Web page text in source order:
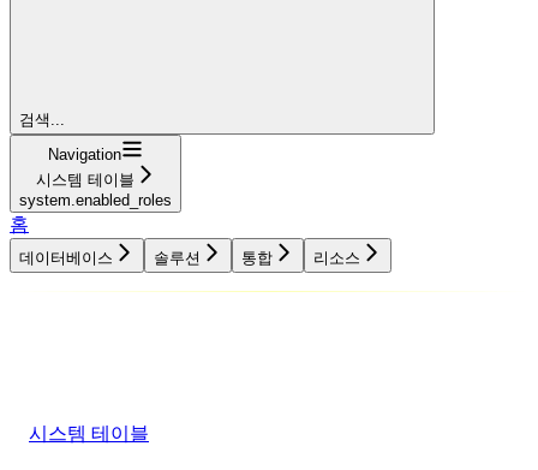
검색...
Navigation
시스템 테이블
system.enabled_roles
홈
데이터베이스 솔루션 통합 리소스
시스템 테이블